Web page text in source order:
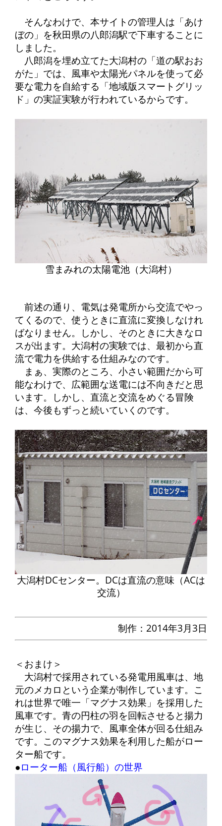
そんなわけで、本サイトの管理人は「あけ
ぼの」を秋田県の八郎潟駅で下車することに
しました。
八郎潟を埋め立てた大潟村の「道の駅おお
がた」では、風車や太陽光パネルを使って必
要な電力を自給する「地域版スマートグリッ
ド」の実証実験が行われているからです。
雪まみれの太陽電池（大潟村）
前述の通り、電気は発電所から交流でやっ
てくるので、使うときに直流に変換しなけれ
ばなりません。しかし、そのときに大きなロ
スが出ます。大潟村の実験では、最初から直
流で電力を供給する仕組みなのです。
まぁ、実際のところ、小さい範囲だから可
能なわけで、広範囲な送電には不向きだと思
います。しかし、直流と交流をめぐる冒険
は、今後もずっと続いていくのです。
大潟村DCセンター。DCは直流の意味（ACは
交流）
制作：2014年3月3日
＜おまけ＞
大潟村で採用されている発電用風車は、地
元のメカロという企業が制作しています。こ
れは世界で唯一「マグナス効果」を採用した
風車です。青の円柱の羽を回転させると揚力
が生じ、その揚力で、風車全体が回る仕組み
です。このマグナス効果を利用した船がロー
ター船です。
●ローター船（風行船）の世界